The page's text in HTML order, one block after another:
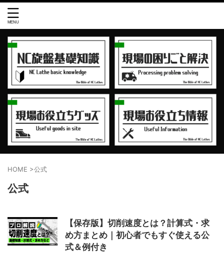
HOME >公式
公式
【保存版】切削速度とは？計算式・求
め方まとめ｜初心者でもすぐ使える公
式＆例付き